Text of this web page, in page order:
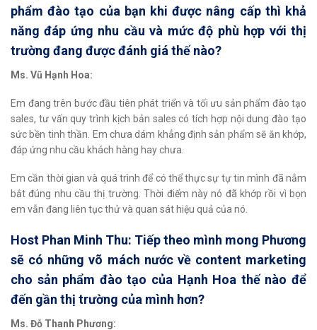
phẩm đào tạo của bạn khi được nâng cấp thì khả
năng đáp ứng nhu cầu và mức độ phù hợp với thị
trường đang được đánh giá thế nào?
Ms. Vũ Hạnh Hoa:
Em đang trên bước đầu tiên phát triển và tối ưu sản phẩm đào tạo
sales, tư vấn quy trình kịch bản sales có tích hợp nội dung đào tạo
sức bền tinh thần. Em chưa dám khẳng định sản phẩm sẽ ăn khớp,
đáp ứng nhu cầu khách hàng hay chưa.
Em cần thời gian và quá trình để có thể thực sự tự tin mình đã nắm
bắt đúng nhu cầu thị trường. Thời điểm này nó đã khớp rồi vì bọn
em vẫn đang liên tục thử và quan sát hiệu quả của nó.
Host Phan Minh Thu: Tiếp theo mình mong Phương
sẽ có những võ mách nước về content marketing
cho sản phẩm đào tạo của Hạnh Hoa thế nào để
đến gần thị trường của mình hơn?
Ms. Đỗ Thanh Phương: